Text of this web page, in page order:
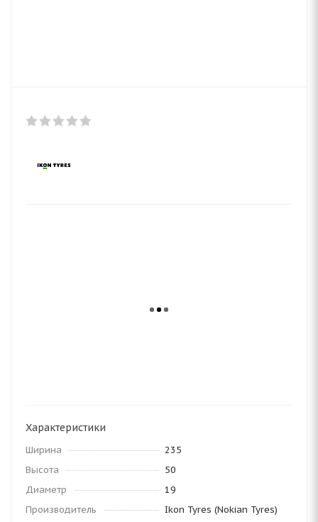
Характеристики
Ширина
235
Высота
50
Диаметр
19
Производитель
Ikon Tyres (Nokian Tyres)